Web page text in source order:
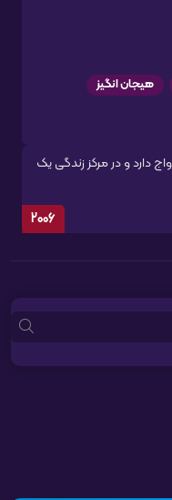
هیجان انگیز
آلمان شرقی رواج دارد و در مرکز زندگی یک
2006